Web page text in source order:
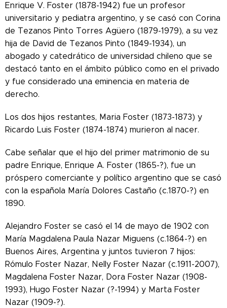
Enrique V. Foster (1878-1942) fue un profesor
universitario y pediatra argentino, y se casó con Corina
de Tezanos Pinto Torres Agüero (1879-1979), a su vez
hija de David de Tezanos Pinto (1849-1934), un
abogado y catedrático de universidad chileno que se
destacó tanto en el ámbito público como en el privado
y fue considerado una eminencia en materia de
derecho.
Los dos hijos restantes, Maria Foster (1873-1873) y
Ricardo Luis Foster (1874-1874) murieron al nacer.
Cabe señalar que el hijo del primer matrimonio de su
padre Enrique, Enrique A. Foster (1865-?), fue un
próspero comerciante y político argentino que se casó
con la española María Dolores Castaño (c.1870-?) en
1890.
Alejandro Foster se casó el 14 de mayo de 1902 con
María Magdalena Paula Nazar Miguens (c.1864-?) en
Buenos Aires, Argentina y juntos tuvieron 7 hijos:
Rómulo Foster Nazar, Nelly Foster Nazar (c.1911-2007),
Magdalena Foster Nazar, Dora Foster Nazar (1908-
1993), Hugo Foster Nazar (?-1994) y Marta Foster
Nazar (1909-?).